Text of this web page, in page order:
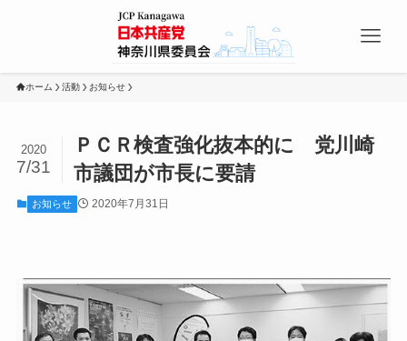
ホーム 活動 お知らせ
ＰＣＲ検査強化抜本的に 党川崎
市議団が市長に要請
2020
7/31
お知らせ 2020年7月31日